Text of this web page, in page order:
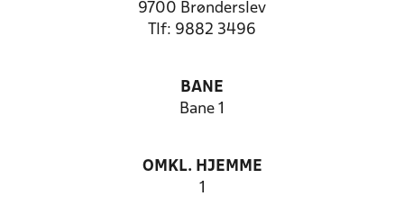
9700 Brønderslev
Tlf: 9882 3496
BANE
Bane 1
OMKL. HJEMME
1